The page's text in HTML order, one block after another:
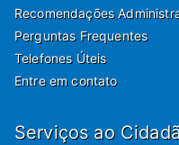
Recomendações
Perguntas Frequentes
Telefones Úteis
Entre em contato
Serviços ao